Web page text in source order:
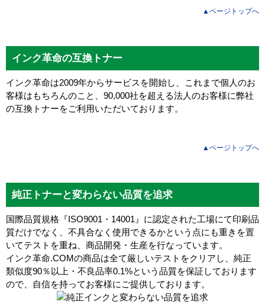
▲ページトップへ
インク革命の互換トナー
インク革命は2009年からサービスを開始し、これまで個人のお
客様はもちろんのこと、90,000社を超える法人のお客様に弊社
の互換トナーをご利用いただいております。
▲ページトップへ
純正トナーと変わらない品質を追求
国際品質規格『ISO9001・14001』に認定された工場にて印刷品
質だけでなく、不具合なく使用できるかという点にも重きを置
いてテストを重ね、商品開発・生産を行なっています。
インク革命.COMの商品は全て厳しいテストをクリアし、 純正
類似度90％以上・不良品率0.1%という品質を保証しております
ので、自信を持ってお客様にご提供しております。